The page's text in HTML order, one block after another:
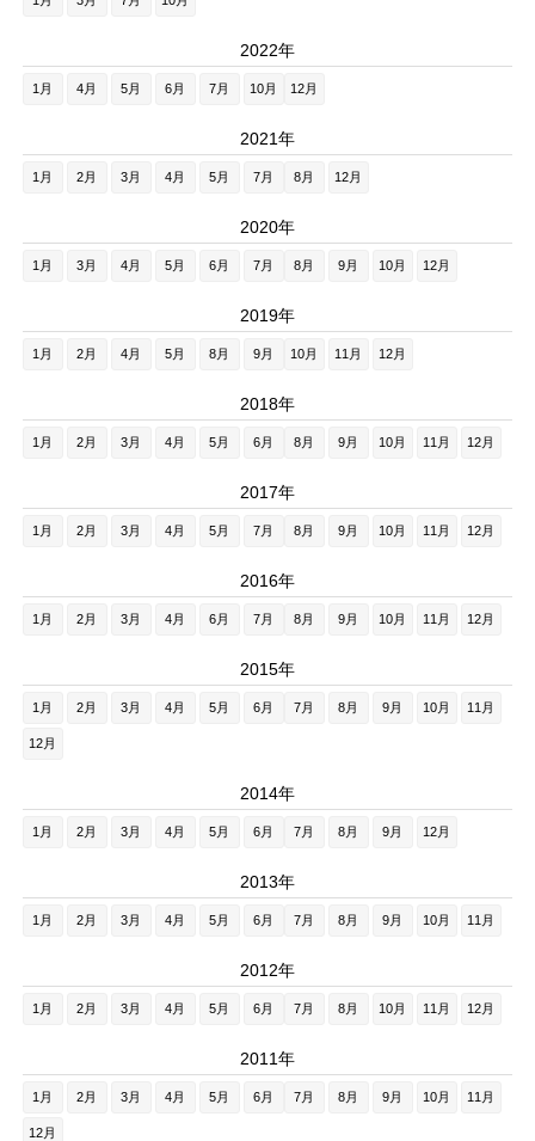
2022年
1月 4月 5月 6月 7月 10月 12月
2021年
1月 2月 3月 4月 5月 7月 8月 12月
2020年
1月 3月 4月 5月 6月 7月 8月 9月 10月 12月
2019年
1月 2月 4月 5月 8月 9月 10月 11月 12月
2018年
1月 2月 3月 4月 5月 6月 8月 9月 10月 11月 12月
2017年
1月 2月 3月 4月 5月 7月 8月 9月 10月 11月 12月
2016年
1月 2月 3月 4月 6月 7月 8月 9月 10月 11月 12月
2015年
1月 2月 3月 4月 5月 6月 7月 8月 9月 10月 11月
12月
2014年
1月 2月 3月 4月 5月 6月 7月 8月 9月 12月
2013年
1月 2月 3月 4月 5月 6月 7月 8月 9月 10月 11月
2012年
1月 2月 3月 4月 5月 6月 7月 8月 10月 11月 12月
2011年
1月 2月 3月 4月 5月 6月 7月 8月 9月 10月 11月
12月